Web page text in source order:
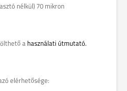
nélkül) 70 mikron
a használati útmutató.
elérhetősége: